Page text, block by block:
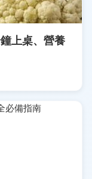
上桌、營養